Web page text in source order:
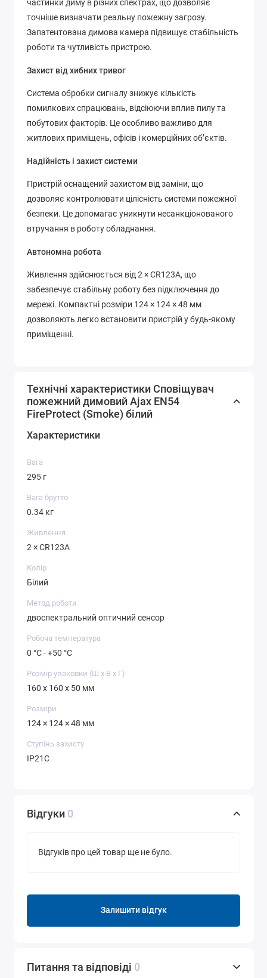
частинки диму в різних спектрах, що дозволяє
точніше визначати реальну пожежну загрозу.
Запатентована димова камера підвищує стабільність
роботи та чутливість пристрою.
Захист від хибних тривог
Система обробки сигналу знижує кількість
помилкових спрацювань, відсіюючи вплив пилу та
побутових факторів. Це особливо важливо для
житлових приміщень, офісів і комерційних об’єктів.
Надійність і захист системи
Пристрій оснащений захистом від заміни, що
дозволяє контролювати цілісність системи пожежної
безпеки. Це допомагає уникнути несанкціонованого
втручання в роботу обладнання.
Автономна робота
Живлення здійснюється від 2 × CR123A, що
забезпечує стабільну роботу без підключення до
мережі. Компактні розміри 124 × 124 × 48 мм
дозволяють легко встановити пристрій у будь-якому
приміщенні.
Технічні характеристики Сповіщувач
пожежний димовий Ajax EN54
FireProtect (Smoke) білий
Характеристики
Вага
295 г
Вага брутто
0.34 кг
Живлення
2 × CR123A
Колір
Білий
Метод роботи
двоспектральний оптичний сенсор
Робоча температура
0 °C - +50 °C
Розмір упаковки (Ш х В х Г)
160 x 160 x 50 мм
Розміри
124 × 124 × 48 мм
Ступінь захисту
IP21C
Відгуки 0
Відгуків про цей товар ще не було.
Залишити відгук
Питання та відповіді 0